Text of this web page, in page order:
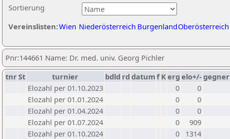
Sortierung
Vereinslisten:Wien Niederösterreich BurgenlandOberösterreich
Pnr:144661 Name: Dr. med. univ. Georg Pichler
tnrSt turnier bdld rd datumf Kerg elo+/-gegner
Elozahl per 01.10.2023
0
0
Elozahl per 01.01.2024
0
0
Elozahl per 01.04.2024
0
0
Elozahl per 01.07.2024
0
909
Elozahl per 01.10.2024
0
1314